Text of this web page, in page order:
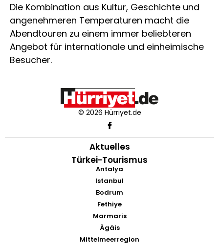
Die Kombination aus Kultur, Geschichte und
angenehmeren Temperaturen macht die
Abendtouren zu einem immer beliebteren
Angebot für internationale und einheimische
Besucher.
© 2026 Hürriyet.de
Aktuelles
Türkei-Tourismus
Antalya
Istanbul
Bodrum
Fethiye
Marmaris
Ägäis
Mittelmeerregion